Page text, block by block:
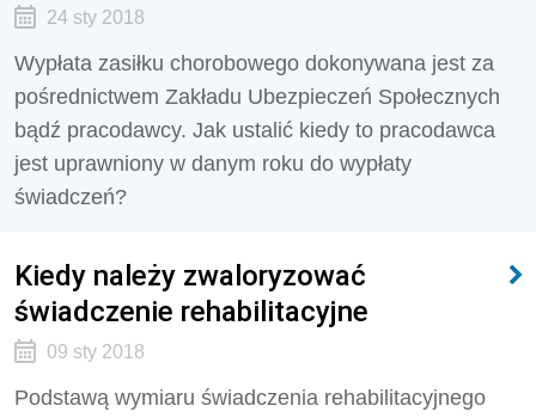
24 sty 2018
Wypłata zasiłku chorobowego dokonywana jest za
pośrednictwem Zakładu Ubezpieczeń Społecznych
bądź pracodawcy. Jak ustalić kiedy to pracodawca
jest uprawniony w danym roku do wypłaty
świadczeń?
Kiedy należy zwaloryzować
świadczenie rehabilitacyjne
09 sty 2018
Podstawą wymiaru świadczenia rehabilitacyjnego